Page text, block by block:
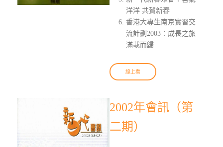
洋洋 共賀新春
香港大專生南京實習交
流計劃2003：成長之旅
滿載而歸
線上看
2002年會訊（第
二期）